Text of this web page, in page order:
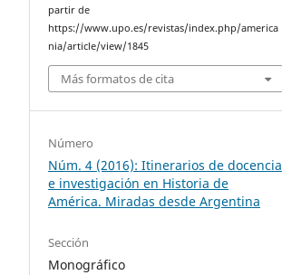
partir de
https://www.upo.es/revistas/index.php/america
nia/article/view/1845
Más formatos de cita
Número
Núm. 4 (2016): Itinerarios de docencia
e investigación en Historia de
América. Miradas desde Argentina
Sección
Monográfico